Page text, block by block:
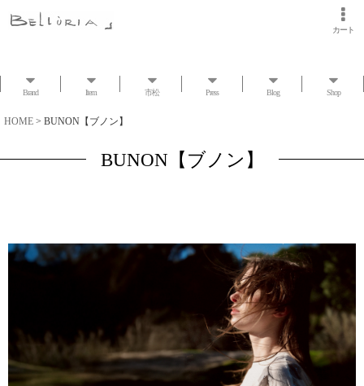
カート
Brand Item 市松 Press Blog Shop
HOME > BUNON【ブノン】
BUNON【ブノン】